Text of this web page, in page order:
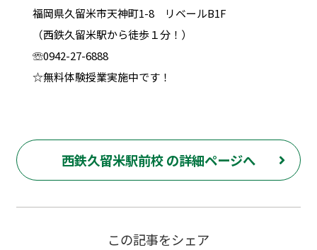
福岡県久留米市天神町1-8 リベールB1F
（西鉄久留米駅から徒歩１分！）
☏0942-27-6888
☆無料体験授業実施中です！
西鉄久留米駅前校 の詳細ページへ
この記事をシェア